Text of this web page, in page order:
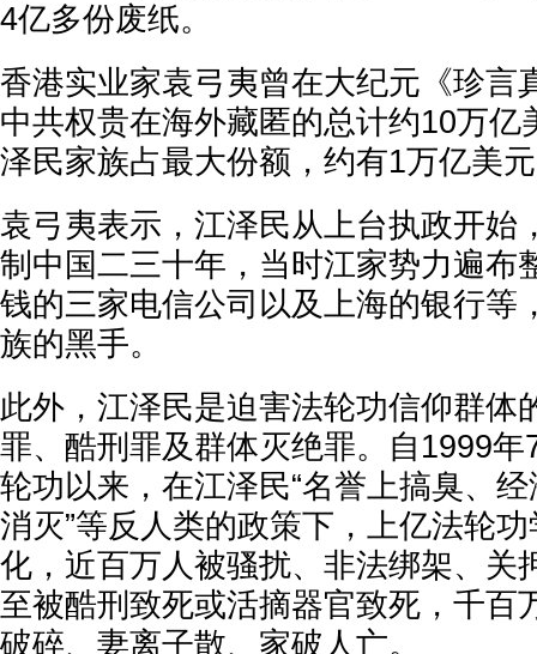
4亿多份废纸。
香港实业家袁弓夷曾在大纪元《珍言
中共权贵在海外藏匿的总计约10万亿
泽民家族占最大份额，约有1万亿美
袁弓夷表示，江泽民从上台执政开始
制中国二三十年，当时江家势力遍布
钱的三家电信公司以及上海的银行等
族的黑手。
此外，江泽民是迫害法轮功信仰群体
罪、酷刑罪及群体灭绝罪。自1999
轮功以来，在江泽民“名誉上搞臭、
消灭”等反人类的政策下，上亿法轮
化，近百万人被骚扰、非法绑架、关
至被酷刑致死或活摘器官致死，千百
破碎、妻离子散、家破人亡。